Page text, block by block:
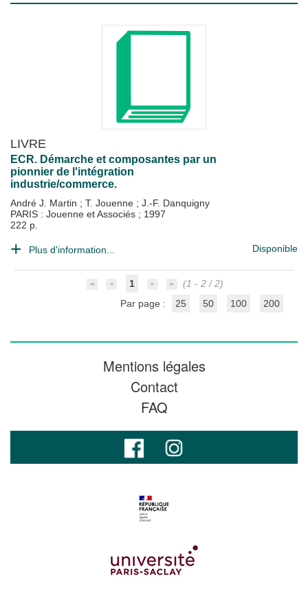
LIVRE
ECR. Démarche et composantes par un
pionnier de l'intégration
industrie/commerce.
André J. Martin ; T. Jouenne ; J.-F. Danquigny
PARIS : Jouenne et Associés ; 1997
222 p.
Plus d'information... Disponible
1
(1 - 2 / 2)
Par page :
25 50 100 200
Mentions légales
Contact
FAQ